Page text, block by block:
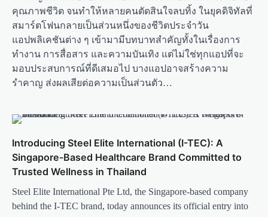
คุณภาพชีวิต จนทำให้หลายคนตัดสินใจลบทิ้ง ในยุคดิจิทัลที่
สมาร์ตโฟนกลายเป็นส่วนหนึ่งของชีวิตประจำวัน
แอปพลิเคชันต่าง ๆ เข้ามามีบทบาทสำคัญทั้งในเรื่องการ
ทำงาน การสื่อสาร และความบันเทิง แต่ไม่ใช่ทุกแอปที่จะ
มอบประสบการณ์ที่ดีเสมอไป บางแอปอาจสร้างความ
รำคาญ ส่งผลเสียต่อความเป็นส่วนตัว…
Introducing Steel Elite International (I-TEC): A
Singapore-Based Healthcare Brand Committed to
Trusted Wellness in Thailand
Steel Elite International Pte Ltd, the Singapore-based company
behind the I-TEC brand, today announces its official entry into